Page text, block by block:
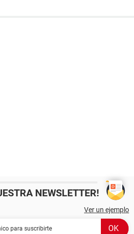
NEWSLETTER!
Ver un ejemplo